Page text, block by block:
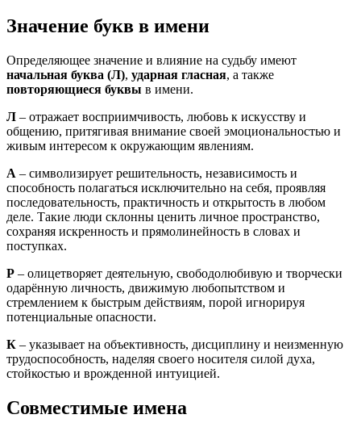
Значение букв в имени
Определяющее значение и влияние на судьбу имеют
начальная буква (Л), ударная гласная, а также
повторяющиеся буквы в имени.
Л – отражает восприимчивость, любовь к искусству и
общению, притягивая внимание своей эмоциональностью и
живым интересом к окружающим явлениям.
А – символизирует решительность, независимость и
способность полагаться исключительно на себя, проявляя
последовательность, практичность и открытость в любом
деле. Такие люди склонны ценить личное пространство,
сохраняя искренность и прямолинейность в словах и
поступках.
Р – олицетворяет деятельную, свободолюбивую и творчески
одарённую личность, движимую любопытством и
стремлением к быстрым действиям, порой игнорируя
потенциальные опасности.
К – указывает на объективность, дисциплину и неизменную
трудоспособность, наделяя своего носителя силой духа,
стойкостью и врожденной интуицией.
Совместимые имена